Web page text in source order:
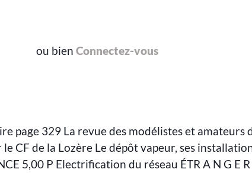
ou bien Connectez-vous
page 329 La revue des modélistes et amateurs
CF de la Lozère Le dépôt vapeur, ses
5,00 P Electrification du réseau ÉTR A N G E R